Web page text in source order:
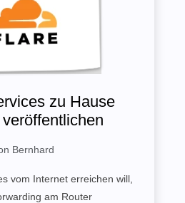
zu Hause
Bernhard
vom Internet erreichen will,
am Router